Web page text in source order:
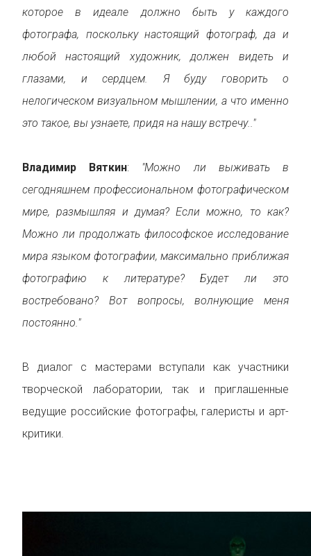
которое в идеале должно быть у каждого
фотографа, поскольку настоящий фотограф, да и
любой настоящий художник, должен видеть и
глазами, и сердцем. Я буду говорить о
нелогическом визуальном мышлении, а что именно
это такое, вы узнаете, придя на нашу встречу.."
Владимир Вяткин: "Можно ли выживать в
сегодняшнем профессиональном фотографическом
мире, размышляя и думая? Если можно, то как?
Можно ли продолжать философское исследование
мира языком фотографии, максимально приближая
фотографию к литературе? Будет ли это
востребовано? Вот вопросы, волнующие меня
постоянно."
В диалог с мастерами вступали как участники
творческой лаборатории, так и приглашенные
ведущие российские фотографы, галеристы и арт-
критики.